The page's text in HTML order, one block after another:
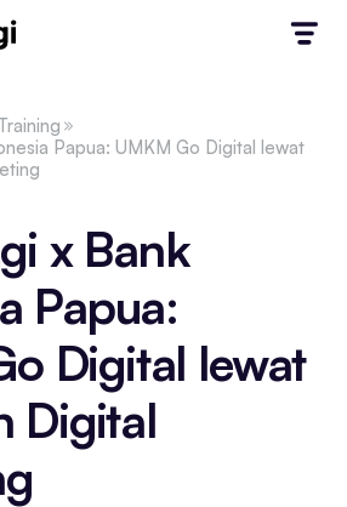
Papua: UMKM Go Digital lewat
x Bank
Papua:
Digital lewat
Digital